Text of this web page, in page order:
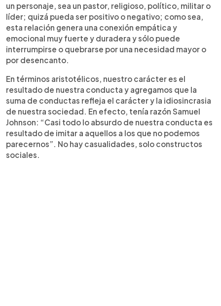
un personaje, sea un pastor, religioso, político, militar o
líder; quizá pueda ser positivo o negativo; como sea,
esta relación genera una conexión empática y
emocional muy fuerte y duradera y sólo puede
interrumpirse o quebrarse por una necesidad mayor o
por desencanto.
En términos aristotélicos, nuestro carácter es el
resultado de nuestra conducta y agregamos que la
suma de conductas refleja el carácter y la idiosincrasia
de nuestra sociedad. En efecto, tenía razón Samuel
Johnson: “Casi todo lo absurdo de nuestra conducta es
resultado de imitar a aquellos a los que no podemos
parecernos”. No hay casualidades, solo constructos
sociales.